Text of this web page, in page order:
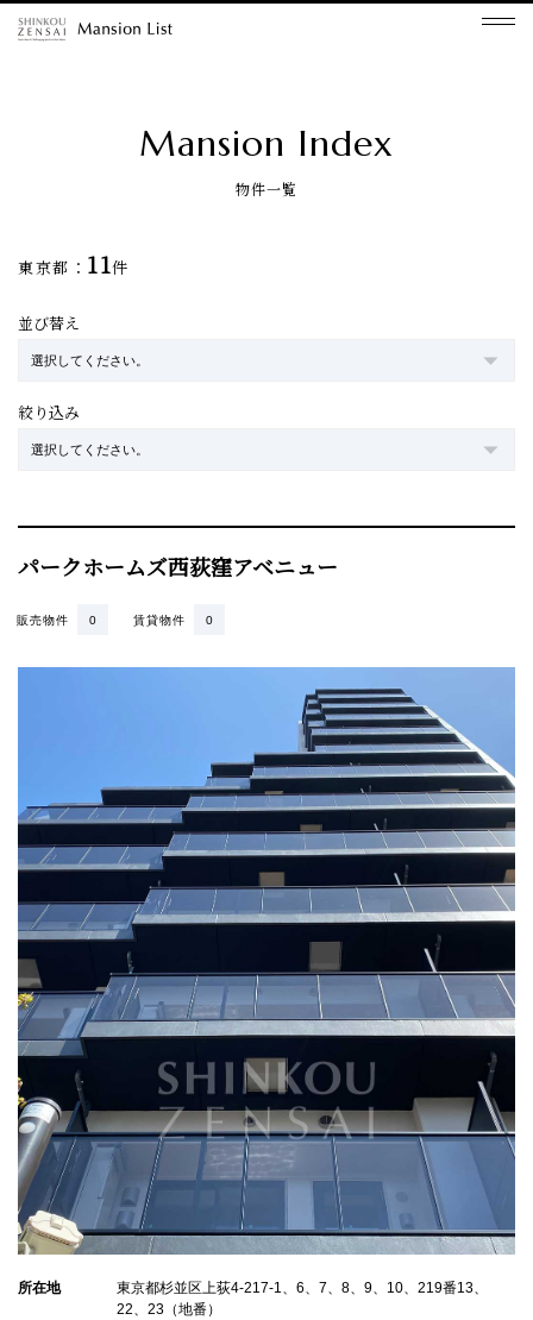
Mansion Index
物件一覧
東京都： 11件
並び替え
絞り込み
パークホームズ西荻窪アベニュー
賃貸物件 0
販売物件 0
所在地
東京都杉並区上荻4-217-1、6、7、8、9、10、219番13、
22、23（地番）